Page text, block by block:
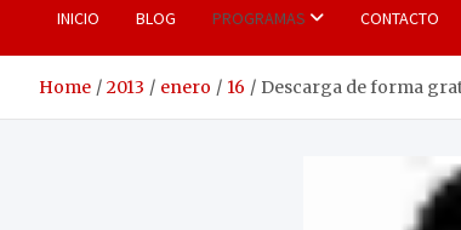
INICIO BLOG PROGRAMAS CONTACTO
Home 2013 enero 16 Descarga de forma